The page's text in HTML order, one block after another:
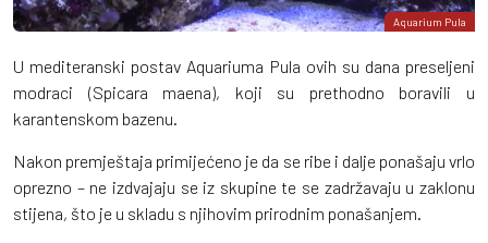
Aquarium Pula
U mediteranski postav Aquariuma Pula ovih su dana preseljeni
modraci (Spicara maena), koji su prethodno boravili u
karantenskom bazenu.
Nakon premještaja primijećeno je da se ribe i dalje ponašaju vrlo
oprezno – ne izdvajaju se iz skupine te se zadržavaju u zaklonu
stijena, što je u skladu s njihovim prirodnim ponašanjem.